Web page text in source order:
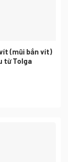
(mũi bắn vít)
từ Tolga